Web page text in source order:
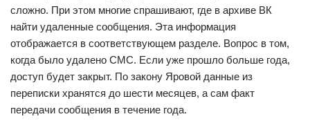
сложно. При этом многие спрашивают, где в архиве ВК
найти удаленные сообщения. Эта информация
отображается в соответствующем разделе. Вопрос в том,
когда было удалено СМС. Если уже прошло больше года,
доступ будет закрыт. По закону Яровой данные из
переписки хранятся до шести месяцев, а сам факт
передачи сообщения в течение года.